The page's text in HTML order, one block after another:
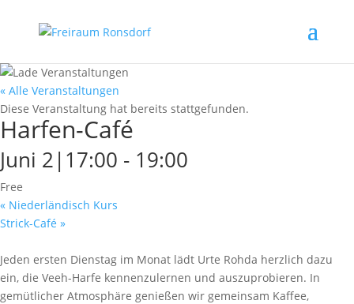
« Alle Veranstaltungen
Diese Veranstaltung hat bereits stattgefunden.
Harfen-Café
Juni 2|17:00 - 19:00
Free
« Niederländisch Kurs
Strick-Café »
Jeden ersten Dienstag im Monat lädt Urte Rohda herzlich dazu
ein, die Veeh-Harfe kennenzulernen und auszuprobieren. In
gemütlicher Atmosphäre genießen wir gemeinsam Kaffee,